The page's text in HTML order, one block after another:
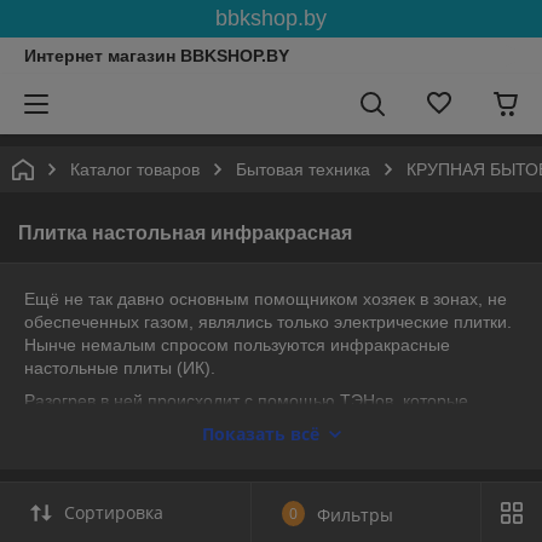
bbkshop.by
Интернет магазин BBKSHOP.BY
Каталог товаров Бытовая техника КРУПНАЯ
Плитка настольная инфракрасная
Ещё не так давно основным помощником хозяек в зонах, не
обеспеченных газом, являлись только электрические плитки.
Нынче немалым спросом пользуются инфракрасные
настольные плиты (ИК).
Разогрев в ней происходит с помощью ТЭНов, которые
генерируют инфракрасное излучение, а нагревание
основывается на том, что вода в продуктах это излучение
пищи. И она получается с превосходными вкусовыми
Показать всё
Сортировка 0 Фильтры